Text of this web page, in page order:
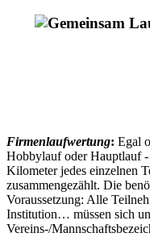
Firmenlaufwertung: Egal
Hobbylauf oder Hauptlauf
Kilometer jedes einzelnen
zusammengezählt. Die
Voraussetzung: Alle
Institution… müssen sich
Vereins-/